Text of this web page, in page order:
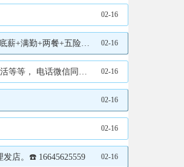
02-16
五险电话15636634455 02-16
信同步15765797770 02-16
02-16
02-16
店。☎️ 16645625559 02-16